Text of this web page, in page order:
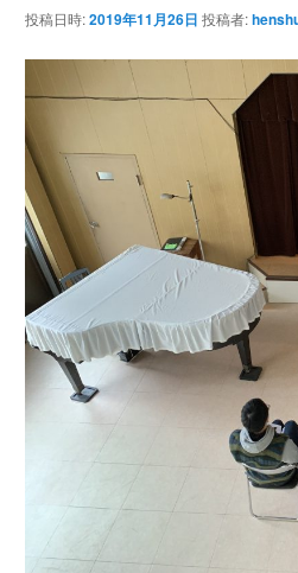
投稿日時:2019年11月26日 投稿者: